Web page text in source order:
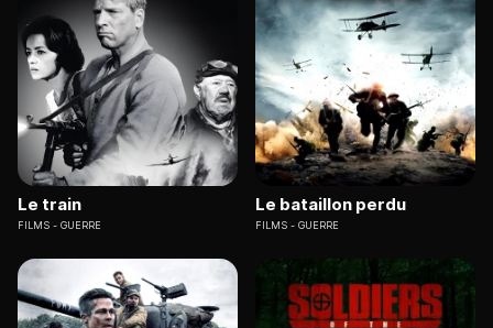
Le train
FILMS GUERRE
Le bataillon perdu
FILMS GUERRE